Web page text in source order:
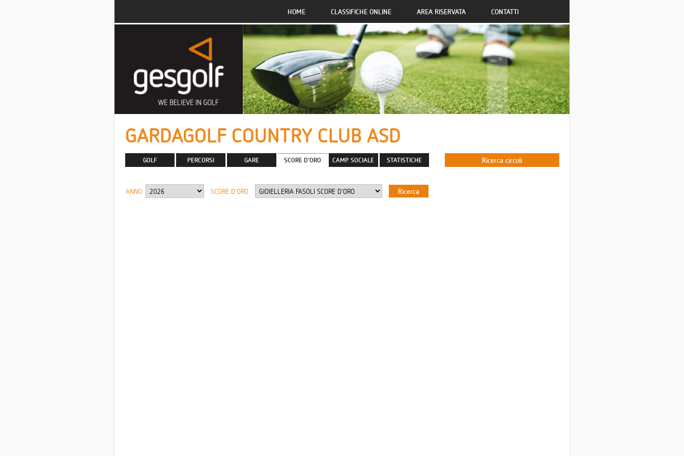
HOME CLASSIFICHE ONLINE AREA RISERVATA CONTATTI
GARDAGOLF COUNTRY CLUB ASD
GOLF PERCORSI GARE SCORE D'ORO CAMP. SOCIALE STATISTICHE
ANNO SCORE D'ORO
Ricerca circoli